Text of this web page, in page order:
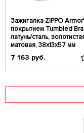
Зажигалка ZIPPO
покрытием Tumbled
латунь/сталь,
матовая, 38x13x57 мм
7 163 руб.